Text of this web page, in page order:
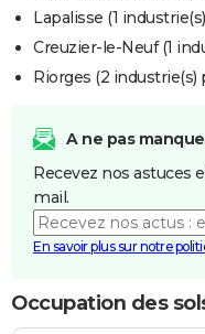
Lapalisse (1
Creuzier-le-Neuf (1
Riorges (2 industrie(s)
A ne pas
Recevez nos astuces
mail.
En savoir plus sur notre
Occupation des